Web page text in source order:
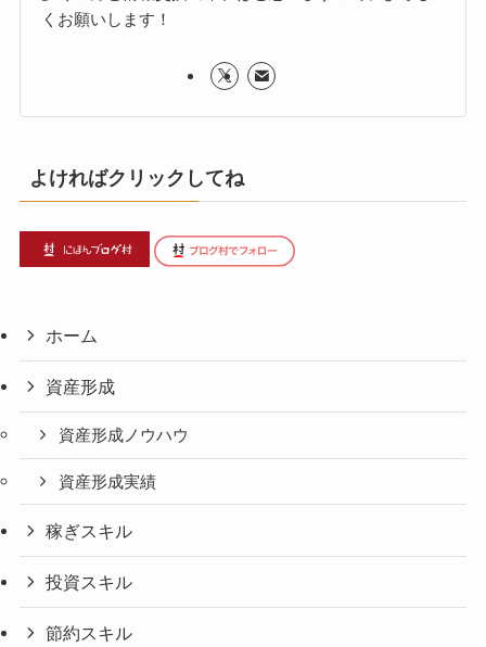
くお願いします！
よければクリックしてね
ホーム
資産形成
資産形成ノウハウ
資産形成実績
稼ぎスキル
投資スキル
節約スキル